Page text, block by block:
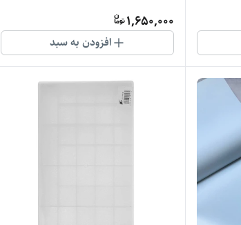
1,650,000
افزودن به سبد